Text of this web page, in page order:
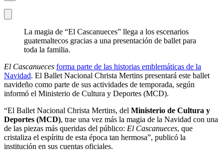
La magia de “El Cascanueces” llega a los escenarios
guatemaltecos gracias a una presentación de ballet para
toda la familia.
El Cascanueces forma parte de las historias emblemáticas de la
Navidad. El Ballet Nacional Christa Mertins presentará este ballet
navideño como parte de sus actividades de temporada, según
informó el Ministerio de Cultura y Deportes (MCD).
“El Ballet Nacional Christa Mertins, del Ministerio de Cultura y
Deportes (MCD), trae una vez más la magia de la Navidad con una
de las piezas más queridas del público: El Cascanueces, que
cristaliza el espíritu de esta época tan hermosa”, publicó la
institución en sus cuentas oficiales.